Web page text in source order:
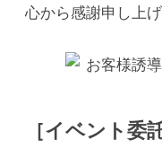
心から感謝申し上げ
［イベント委